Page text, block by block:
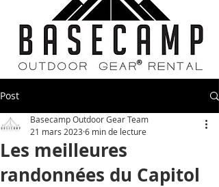
Post
Les meilleures
randonnées du Capitol
Basecamp Outdoor Gear Team
21 mars 2023 6 min de lecture